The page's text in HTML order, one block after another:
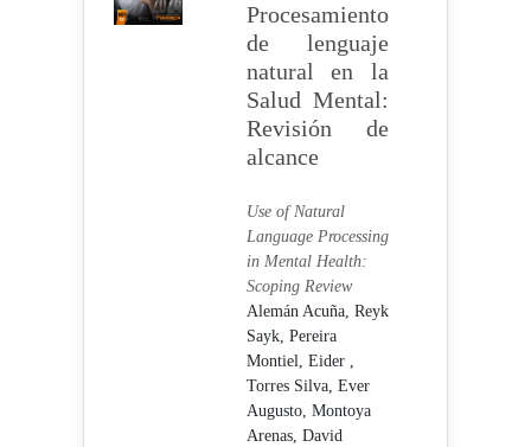
Procesamiento
de lenguaje
natural en la
Salud Mental:
Revisión de
alcance
Use of Natural
Language Processing
in Mental Health:
Scoping Review
Alemán Acuña, Reyk
Sayk, Pereira
Montiel, Eider ,
Torres Silva, Ever
Augusto, Montoya
Arenas, David